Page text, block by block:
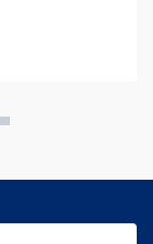
vào và trông
cao độ